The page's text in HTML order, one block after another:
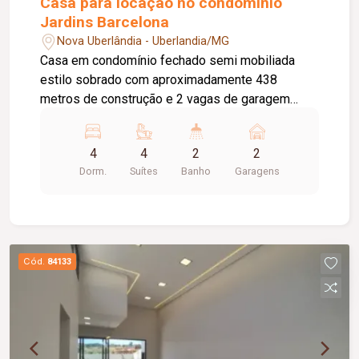
Jardins Barcelona
Nova Uberlândia - Uberlandia/MG
Casa em condomínio fechado semi mobiliada
estilo sobrado com aproximadamente 438
metros de construção e 2 vagas de garagem
condicionado sendo 1 master com closet e hidro,
lavabo, sala em 2 ambientes com pé direito
duplo, cozinha planejada, lavanderia com armários
4
Dorm.
4
Suítes
2
Banho
2
Garagens
Cód. 84133